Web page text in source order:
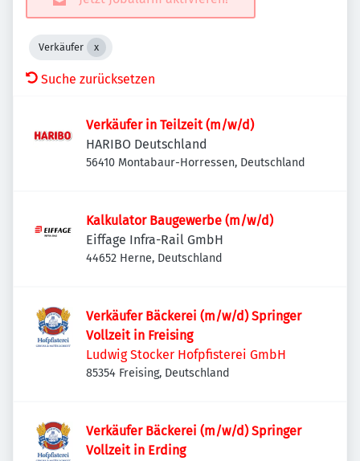
Verkäufer
Suche zurücksetzen
Verkäufer in Teilzeit (m/w/d)
HARIBO Deutschland
56410 Montabaur-Horressen, Deutschland
Kalkulator Baugewerbe (m/w/d)
Eiffage Infra-Rail GmbH
44652 Herne, Deutschland
Verkäufer Bäckerei (m/w/d) Springer
Vollzeit in Freising
Ludwig Stocker Hofpfisterei GmbH
85354 Freising, Deutschland
Verkäufer Bäckerei (m/w/d) Springer
Vollzeit in Erding